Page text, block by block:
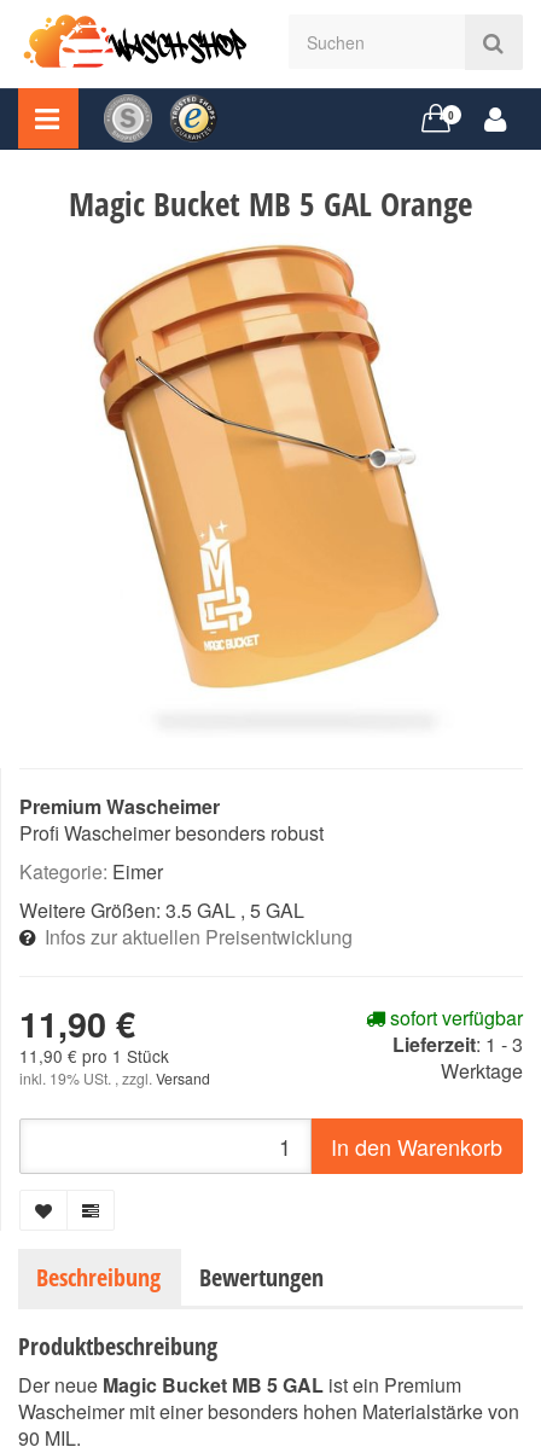
0
Magic Bucket MB 5 GAL Orange
Premium Wascheimer
Profi Wascheimer besonders robust
Kategorie: Eimer
Weitere Größen: 3.5 GAL , 5 GAL
Infos zur aktuellen Preisentwicklung
11,90 €
11,90 € pro 1 Stück
inkl. 19% USt. , zzgl. Versand
sofort verfügbar
Lieferzeit: 1 - 3
Werktage
In den Warenkorb
Beschreibung Bewertungen
Produktbeschreibung
Der neue Magic Bucket MB 5 GAL ist ein Premium
Wascheimer mit einer besonders hohen Materialstärke von
90 MIL.